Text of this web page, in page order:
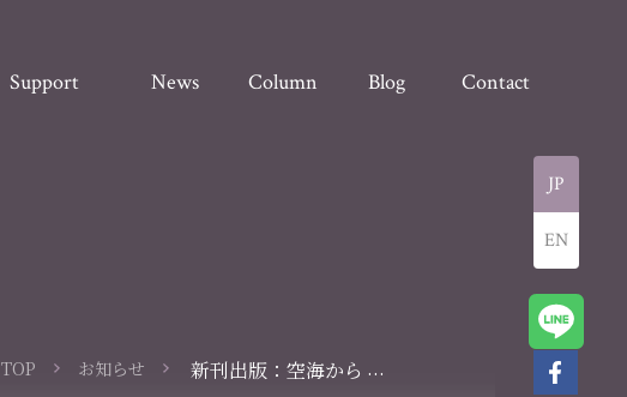
Support News Column Blog Contact
JP
EN
TOP お知らせ
新刊出版：空海から ...